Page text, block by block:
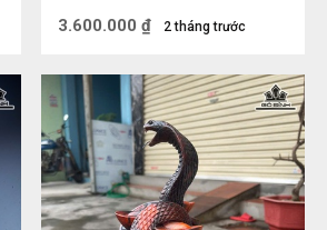
2 tháng trước
3.600.000 ₫